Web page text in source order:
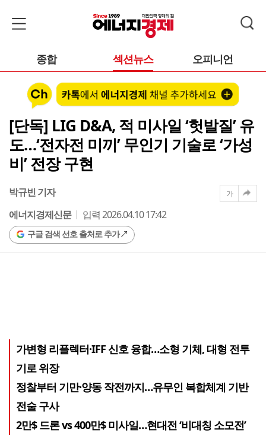
종합 섹션뉴스 오피니언
[단독] LIG D&A, 적 미사일 ‘헛발질’ 유
도…‘전자전 미끼’ 무인기 기술로 ‘가성
비’ 전장 구현
박규빈 기자
에너지경제신문
입력 2026.04.10 17:42
구글 검색 선호 출처로 추가
가
가변형 리플렉터·IFF 신호 융합…소형 기체, 대형 전투
기로 위장
정찰부터 기만·양동 작전까지…유무인 복합체계 기반
전술 구사
2만$ 드론 vs 400만$ 미사일…현대전 ‘비대칭 소모전’